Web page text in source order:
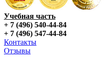
Учебная часть
+ 7 (496) 540-44-84
+ 7 (496) 547-44-84
Контакты
Отзывы